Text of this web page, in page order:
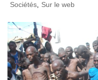
Sociétés
Sur le web